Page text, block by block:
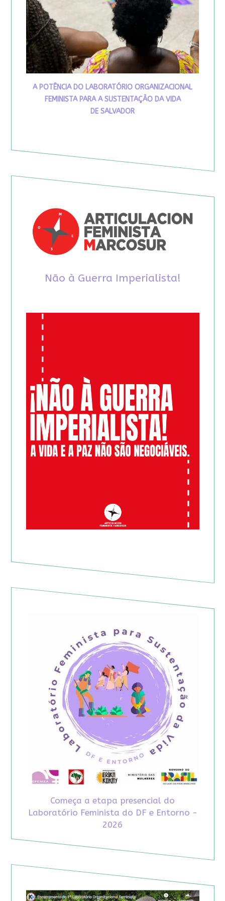
A POTÊNCIA DO LABORATÓRIO ORGANIZACIONAL
FEMINISTA PARA A SUSTENTAÇÃO DA VIDA
DE SALVADOR
Não à Guerra Imperialista!
Começa a etapa presencial do
Laboratório Feminista do DF e Entorno -
2026